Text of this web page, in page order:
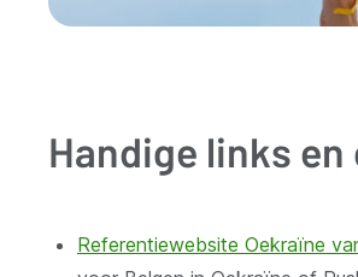
Handige links
Referentiewebsite Oekraïne